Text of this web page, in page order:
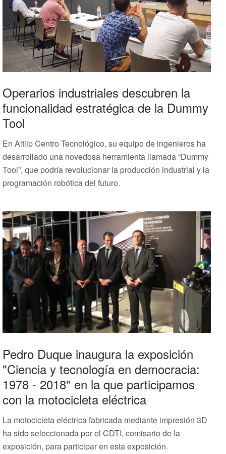
Operarios industriales descubren la
funcionalidad estratégica de la Dummy
Tool
En Aitiip Centro Tecnológico, su equipo de ingenieros ha
desarrollado una novedosa herramienta llamada “Dummy
Tool”, que podría revolucionar la producción industrial y la
programación robótica del futuro.
Pedro Duque inaugura la exposición
"Ciencia y tecnología en democracia:
1978 - 2018" en la que participamos
con la motocicleta eléctrica
La motocicleta eléctrica fabricada mediante impresión 3D
ha sido seleccionada por el CDTI, comisario de la
exposición, para participar en esta exposición.